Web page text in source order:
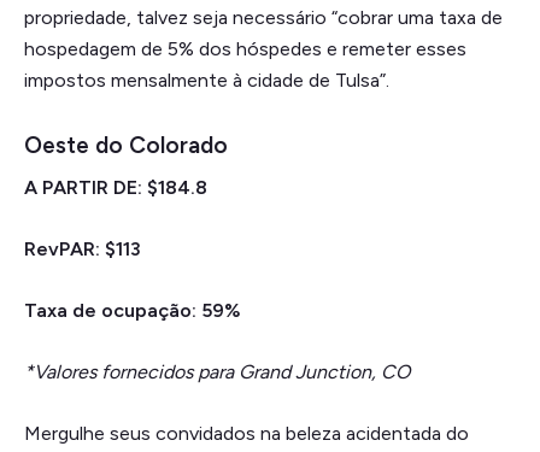
propriedade, talvez seja necessário “cobrar uma taxa de
hospedagem de 5% dos hóspedes e remeter esses
impostos mensalmente à cidade de Tulsa”.
Oeste do Colorado
A PARTIR DE: $184.8
RevPAR: $113
Taxa de ocupação: 59%
*Valores fornecidos para Grand Junction, CO
Mergulhe seus convidados na beleza acidentada do